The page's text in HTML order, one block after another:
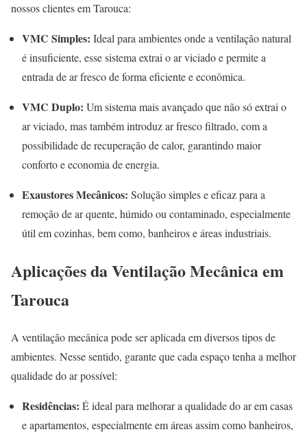
nossos clientes em Tarouca:
VMC Simples: Ideal para ambientes onde a ventilação natural
é insuficiente, esse sistema extrai o ar viciado e permite a
entrada de ar fresco de forma eficiente e econômica.
VMC Duplo: Um sistema mais avançado que não só extrai o
ar viciado, mas também introduz ar fresco filtrado, com a
possibilidade de recuperação de calor, garantindo maior
conforto e economia de energia.
Exaustores Mecânicos: Solução simples e eficaz para a
remoção de ar quente, húmido ou contaminado, especialmente
útil em cozinhas, bem como, banheiros e áreas industriais.
Aplicações da Ventilação Mecânica em
Tarouca
A ventilação mecânica pode ser aplicada em diversos tipos de
ambientes. Nesse sentido, garante que cada espaço tenha a melhor
qualidade do ar possível:
Residências: É ideal para melhorar a qualidade do ar em casas
e apartamentos, especialmente em áreas assim como banheiros,